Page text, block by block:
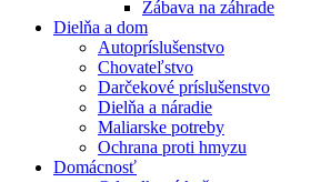
Zábava na záhrade
Dielňa a dom
Autopríslušenstvo
Chovateľstvo
Darčekové príslušenstvo
Dielňa a náradie
Maliarske potreby
Ochrana proti hmyzu
Domácnosť